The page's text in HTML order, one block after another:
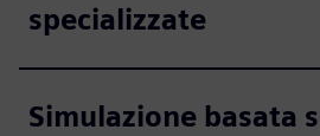
specializzate
Simulazione basata